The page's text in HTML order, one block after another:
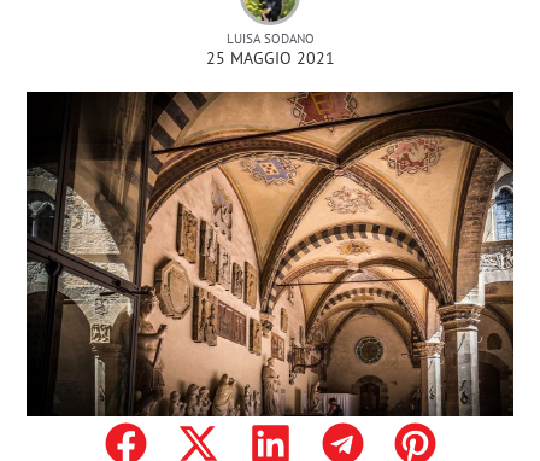
LUISA SODANO
25 MAGGIO 2021